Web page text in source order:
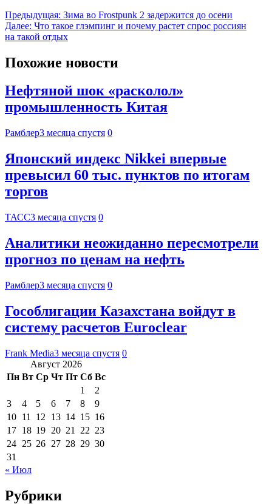
Предыдущая: Зима во Frostpunk 2 задержится до осени
Далее: Что такое глэмпинг и почему растет спрос россиян
на такой отдых
Похожие новости
Нефтяной шок «расколол»
промышленность Китая
Рамблер3 месяца спустя 0
Японский индекс Nikkei впервые
превысил 60 тыс. пунктов по итогам
торгов
ТАСС3 месяца спустя 0
Аналитики неожиданно пересмотрели
прогноз по ценам на нефть
Рамблер3 месяца спустя 0
Гособлигации Казахстана войдут в
систему расчетов Euroclear
Frank Media3 месяца спустя 0
Август 2026
Пн Вт Ср Чт Пт Сб Вс
1
2
3
4 5 6 7 8
9
10 11 12 13 14 15 16
17 18 19 20 21 22 23
24 25 26 27 28 29 30
31
« Июл
Рубрики